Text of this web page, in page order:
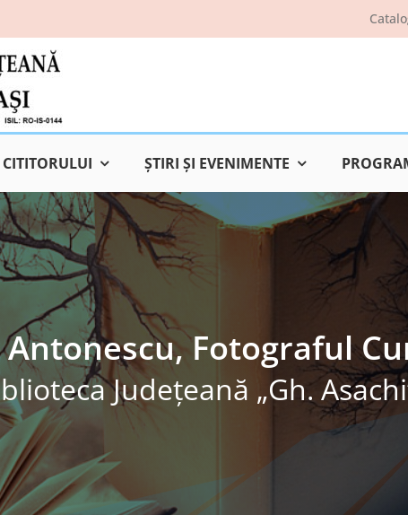
ŞTIRI ŞI EVENIMENTE
Fotograful
Judeţeană „Gh.